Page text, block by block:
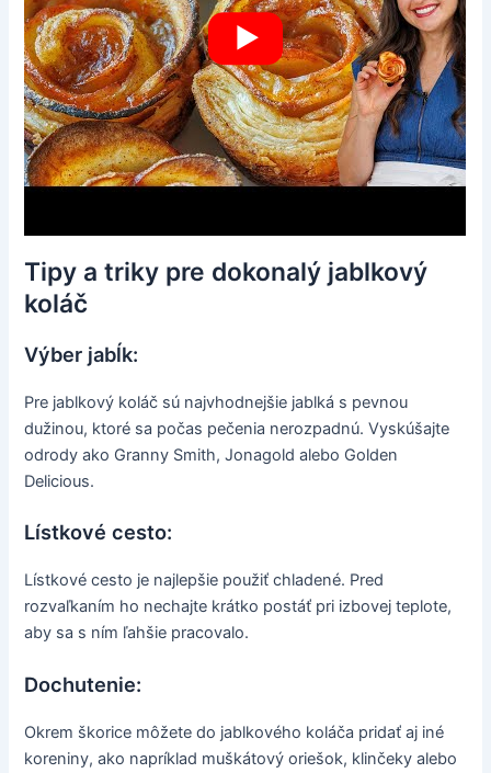
Tipy a triky pre dokonalý jablkový
koláč
Výber jabĺk:
Pre jablkový koláč sú najvhodnejšie jablká s pevnou
dužinou, ktoré sa počas pečenia nerozpadnú. Vyskúšajte
odrody ako Granny Smith, Jonagold alebo Golden
Delicious.
Lístkové cesto:
Lístkové cesto je najlepšie použiť chladené. Pred
rozvaľkaním ho nechajte krátko postáť pri izbovej teplote,
aby sa s ním ľahšie pracovalo.
Dochutenie:
Okrem škorice môžete do jablkového koláča pridať aj iné
koreniny, ako napríklad muškátový oriešok, klinčeky alebo